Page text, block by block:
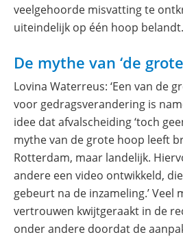
veelgehoorde misvatting te
uiteindelijk op één hoop
De mythe van ‘de
Lovina Waterreus: ‘Een van de
voor gedragsverandering is
idee dat afvalscheiding ‘toch
mythe van de grote hoop leeft
Rotterdam, maar landelijk.
andere een video ontwikkeld,
gebeurt na de inzameling.’ Veel
vertrouwen kwijtgeraakt in de
onder andere doordat de